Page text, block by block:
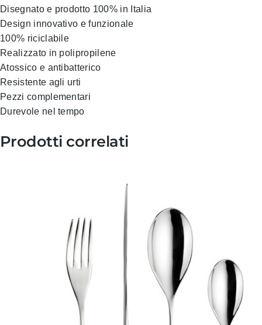
Disegnato e prodotto 100% in Italia
Design innovativo e funzionale
100% riciclabile
Realizzato in polipropilene
Atossico e antibatterico
Resistente agli urti
Pezzi complementari
Durevole nel tempo
Prodotti correlati